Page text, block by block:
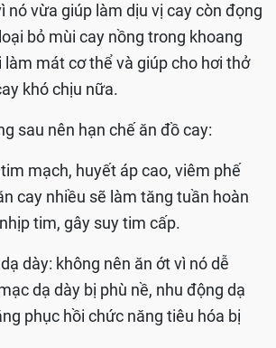
nó vừa giúp làm dịu vị cay còn đọng
bỏ mùi cay nồng trong khoang
mát cơ thể và giúp cho hơi thở
khó chịu nữa.
sau nên hạn chế ăn đồ cay:
mạch, huyết áp cao, viêm phế
cay nhiều sẽ làm tăng tuần hoàn
tim, gây suy tim cấp.
dày: không nên ăn ớt vì nó dễ
dạ dày bị phù nề, nhu động dạ
phục hồi chức năng tiêu hóa bị